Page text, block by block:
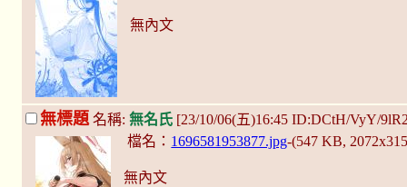
無內文
無標題名稱: 無名氏 [23/10/06(五)16:45 ID:DCtH/VyY/
檔名： 1696581953877.jpg-(547 KB,
無內文